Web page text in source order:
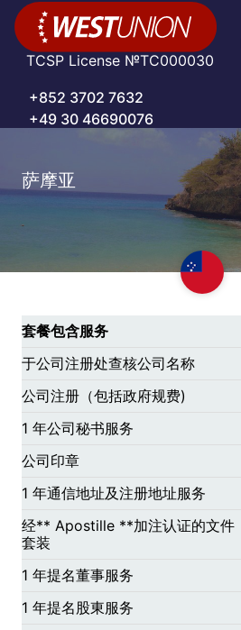
TCSP License №TC000030
+852 3702 7632
+49 30 46690076
萨摩亚
套餐包含服务
于公司注册处查核公司名称
公司注册（包括政府规费)
1 年公司秘书服务
公司印章
1 年通信地址及注册地址服务
经** Apostille **加注认证的文件
套装
1 年提名董事服务
1 年提名股東服务